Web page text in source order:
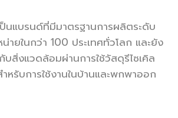
นแบรนด์ที่มีมาตรฐานการผลิตระดับ
ายในกว่า 100 ประเทศทั่วโลก และยัง
สิ่งแวดล้อมผ่านการใช้วัสดุรีไซเคิล
หรับการใช้งานในบ้านและพกพาออก